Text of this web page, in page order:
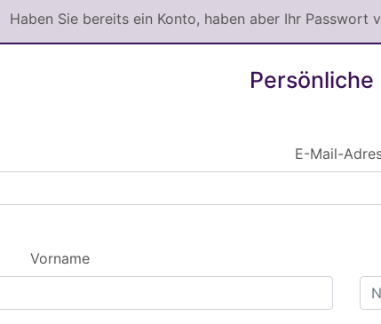
Haben Sie bereits ein Konto, haben aber Ihr Passwort
Persönliche
E-Mail-
Vorname